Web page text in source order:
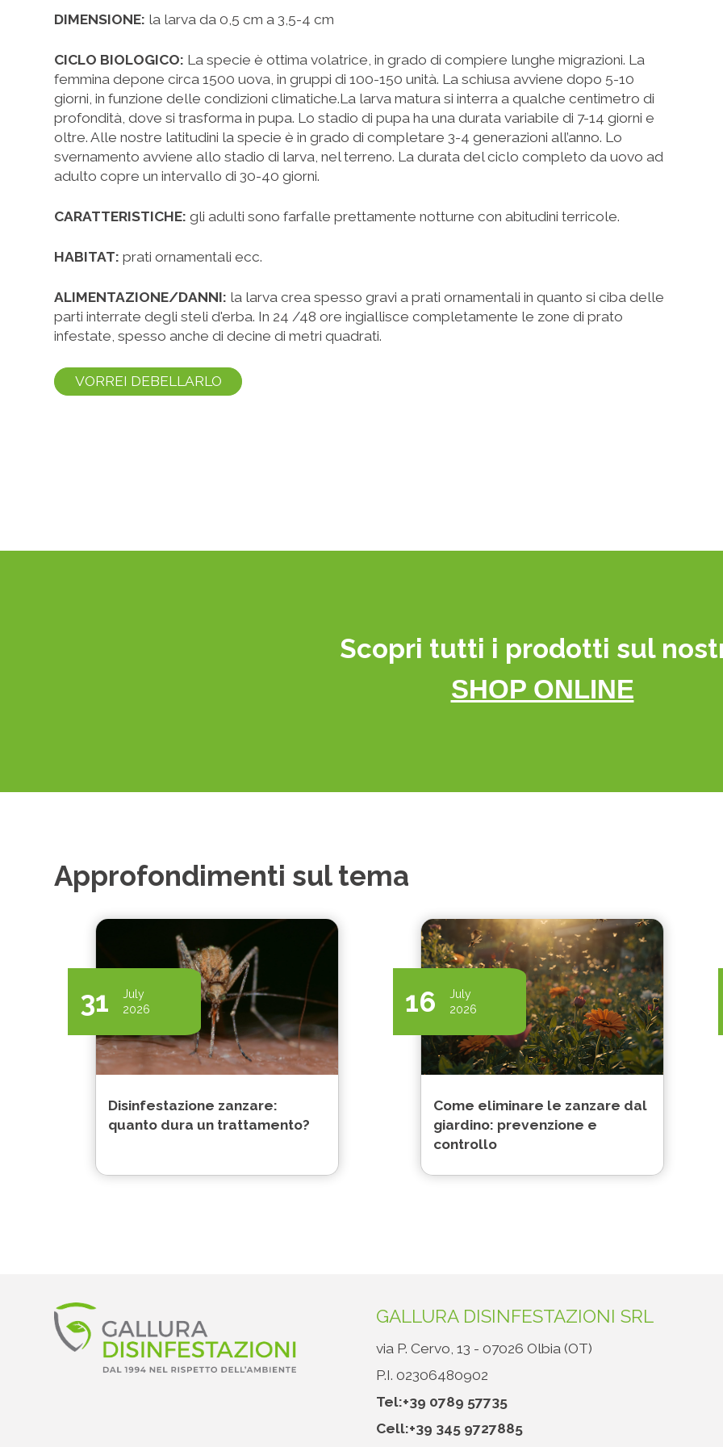
DIMENSIONE: la larva da 0,5 cm a 3,5-4 cm
CICLO BIOLOGICO: La specie è ottima volatrice, in grado di compiere lunghe migrazioni. La
femmina depone circa 1500 uova, in gruppi di 100-150 unità. La schiusa avviene dopo 5-10
giorni, in funzione delle condizioni climatiche.La larva matura si interra a qualche centimetro di
profondità, dove si trasforma in pupa. Lo stadio di pupa ha una durata variabile di 7-14 giorni e
oltre. Alle nostre latitudini la specie è in grado di completare 3-4 generazioni all’anno. Lo
svernamento avviene allo stadio di larva, nel terreno. La durata del ciclo completo da uovo ad
adulto copre un intervallo di 30-40 giorni.
CARATTERISTICHE: gli adulti sono farfalle prettamente notturne con abitudini terricole.
HABITAT: prati ornamentali ecc.
ALIMENTAZIONE/DANNI: la larva crea spesso gravi a prati ornamentali in quanto si ciba delle
parti interrate degli steli d'erba. In 24 /48 ore ingiallisce completamente le zone di prato
infestate, spesso anche di decine di metri quadrati.
VORREI DEBELLARLO
Scopri tutti i prodotti sul
SHOP ONLINE
Approfondimenti sul tema
31
July
2026
Disinfestazione zanzare:
quanto dura un trattamento?
16
July
2026
Come eliminare le zanzare dal
giardino: prevenzione e
controllo
GALLURA DISINFESTAZIONI SRL
via P. Cervo, 13 - 07026 Olbia (OT)
P.I. 02306480902
Tel:+39 0789 57735
Cell:+39 345 9727885